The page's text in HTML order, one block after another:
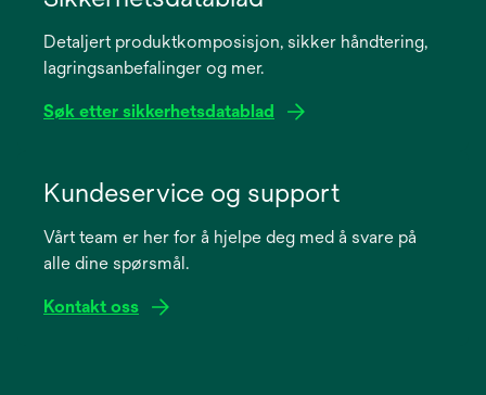
newDetaljert produktkomposisjon, sikker håndtering,
lagringsanbefalinger og mer.
Søk etter sikkerhetsdatablad
new
Kundeservice og support
Vårt team er her for å hjelpe deg med å svare på
alle dine spørsmål.
Kontakt oss